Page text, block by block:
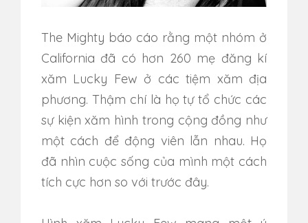
The Mighty báo cáo rằng một nhóm ở
California đã có hơn 260 mẹ đăng kí
xăm Lucky Few ở các tiệm xăm địa
phương. Thậm chí là họ tự tổ chức các
sự kiện xăm hình trong cộng đồng như
một cách để động viên lẫn nhau. Họ
đã nhìn cuộc sống của mình một cách
tích cực hơn so với trước đây.